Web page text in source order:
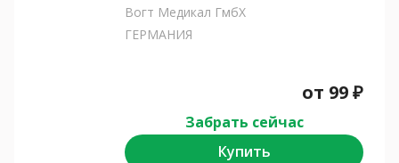
Вогт Медикал ГмбХ
ГЕРМАНИЯ
от 99₽
Забрать сейчас
Купить